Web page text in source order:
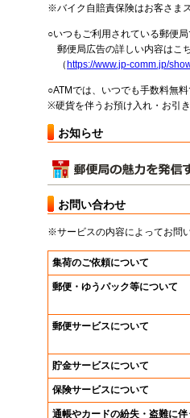
※バイク自賠責保険はお客さま
○いつもご利用されている郵便
郵便局広告の詳しい内容はこ
（ https://www.jp-comm.jp/
○ATMでは、いつでも手数料無
※硬貨を伴うお預け入れ・お引
お知らせ
お問い合わせ
※サービスの内容によってお問
集荷のご依頼について
郵便・ゆうパック等について
郵便サービスについて
貯金サービスについて
保険サービスについて
通帳やカードの紛失・盗難に